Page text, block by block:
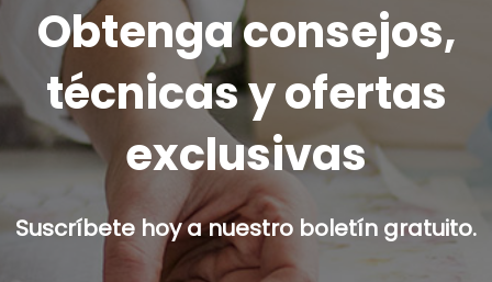
Obtenga consejos,
técnicas y ofertas
exclusivas
Suscríbete hoy a nuestro boletín gratuito.